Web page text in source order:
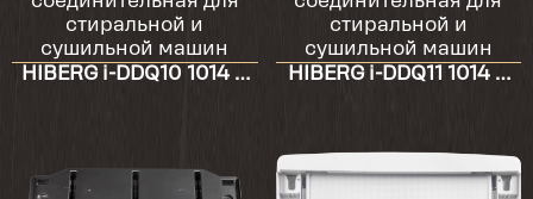
стиральной и
сушильной машин
HIBERG i-DDQ10 1014 и
стиральной и
сушильной машин
HIBERG i-DDQ11 1014 и